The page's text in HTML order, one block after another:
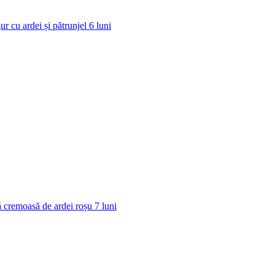
cu ardei și pătrunjel 6 luni
cremoasă de ardei roșu 7 luni